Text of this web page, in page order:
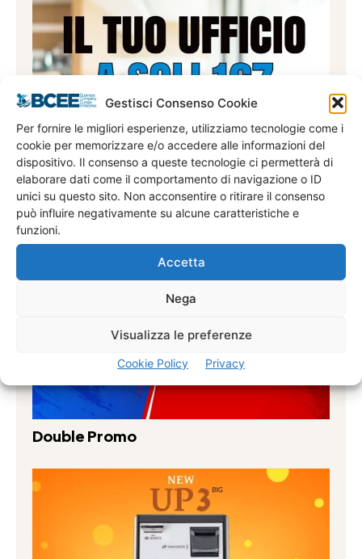
Gestisci Consenso Cookie
Per fornire le migliori esperienze, utilizziamo tecnologie come i
cookie per memorizzare e/o accedere alle informazioni del
dispositivo. Il consenso a queste tecnologie ci permetterà di
elaborare dati come il comportamento di navigazione o ID
unici su questo sito. Non acconsentire o ritirare il consenso
può influire negativamente su alcune caratteristiche e
funzioni.
Accetta
Nega
Visualizza le preferenze
Cookie Policy Privacy
Noleggio Uffici
Double Promo